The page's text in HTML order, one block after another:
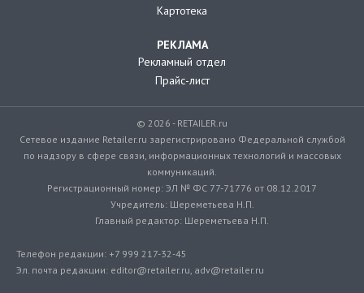
Картотека
РЕКЛАМА
Рекламный отдел
Прайс-лист
© 2026 - RETAILER.ru
Сетевое издание Retailer.ru зарегистрировано Федеральной службой
по надзору в сфере связи, информационных технологий и массовых
коммуникаций.
Регистрационный номер: ЭЛ № ФС 77-71776 от 08.12.2017
Учредитель: Шереметьева Н.П.
Главный редактор: Шереметьева Н.П.
Телефон редакции: +7 999 217-32-45
Эл. почта редакции: editor@retailer.ru, adv@retailer.ru